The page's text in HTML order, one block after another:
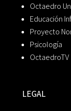
Octaedro
Educación
Proyecto
Psicología
OctaedroTV
LEGAL